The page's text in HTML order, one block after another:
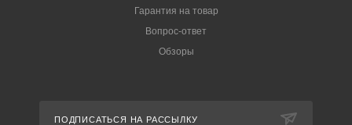
Гарантия на товар
Вопрос-ответ
Обзоры
ПОДПИСАТЬСЯ НА РАССЫЛКУ